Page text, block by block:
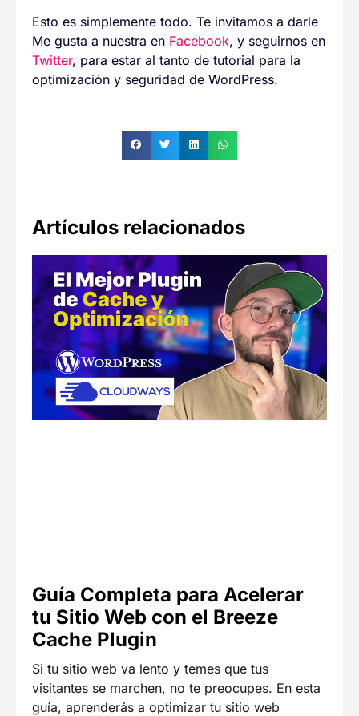
Esto es simplemente todo. Te invitamos a darle
Me gusta a nuestra en Facebook, y seguirnos en
Twitter, para estar al tanto de tutorial para la
optimización y seguridad de WordPress.
Artículos relacionados
Guía Completa para Acelerar
tu Sitio Web con el Breeze
Cache Plugin
Si tu sitio web va lento y temes que tus
visitantes se marchen, no te preocupes. En esta
guía, aprenderás a optimizar tu sitio web